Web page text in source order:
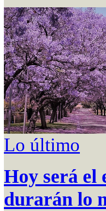
Lo último
Hoy será el
durarán lo